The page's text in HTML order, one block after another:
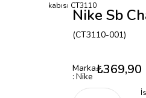
Spor Ayakkabısı CT3110Nike Sb
(CT3110-001)
Marka
: Nike ₺369,90